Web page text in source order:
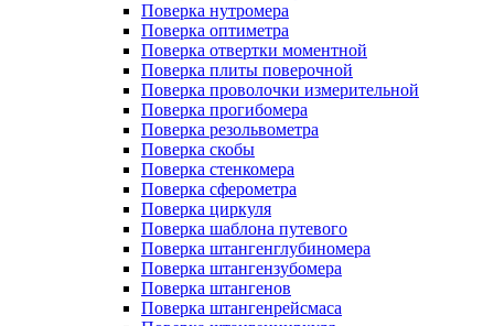
Поверка нутромера
Поверка оптиметра
Поверка отвертки моментной
Поверка плиты поверочной
Поверка проволочки измерительной
Поверка прогибомера
Поверка резольвометра
Поверка скобы
Поверка стенкомера
Поверка сферометра
Поверка циркуля
Поверка шаблона путевого
Поверка штангенглубиномера
Поверка штангензубомера
Поверка штангенов
Поверка штангенрейсмаса